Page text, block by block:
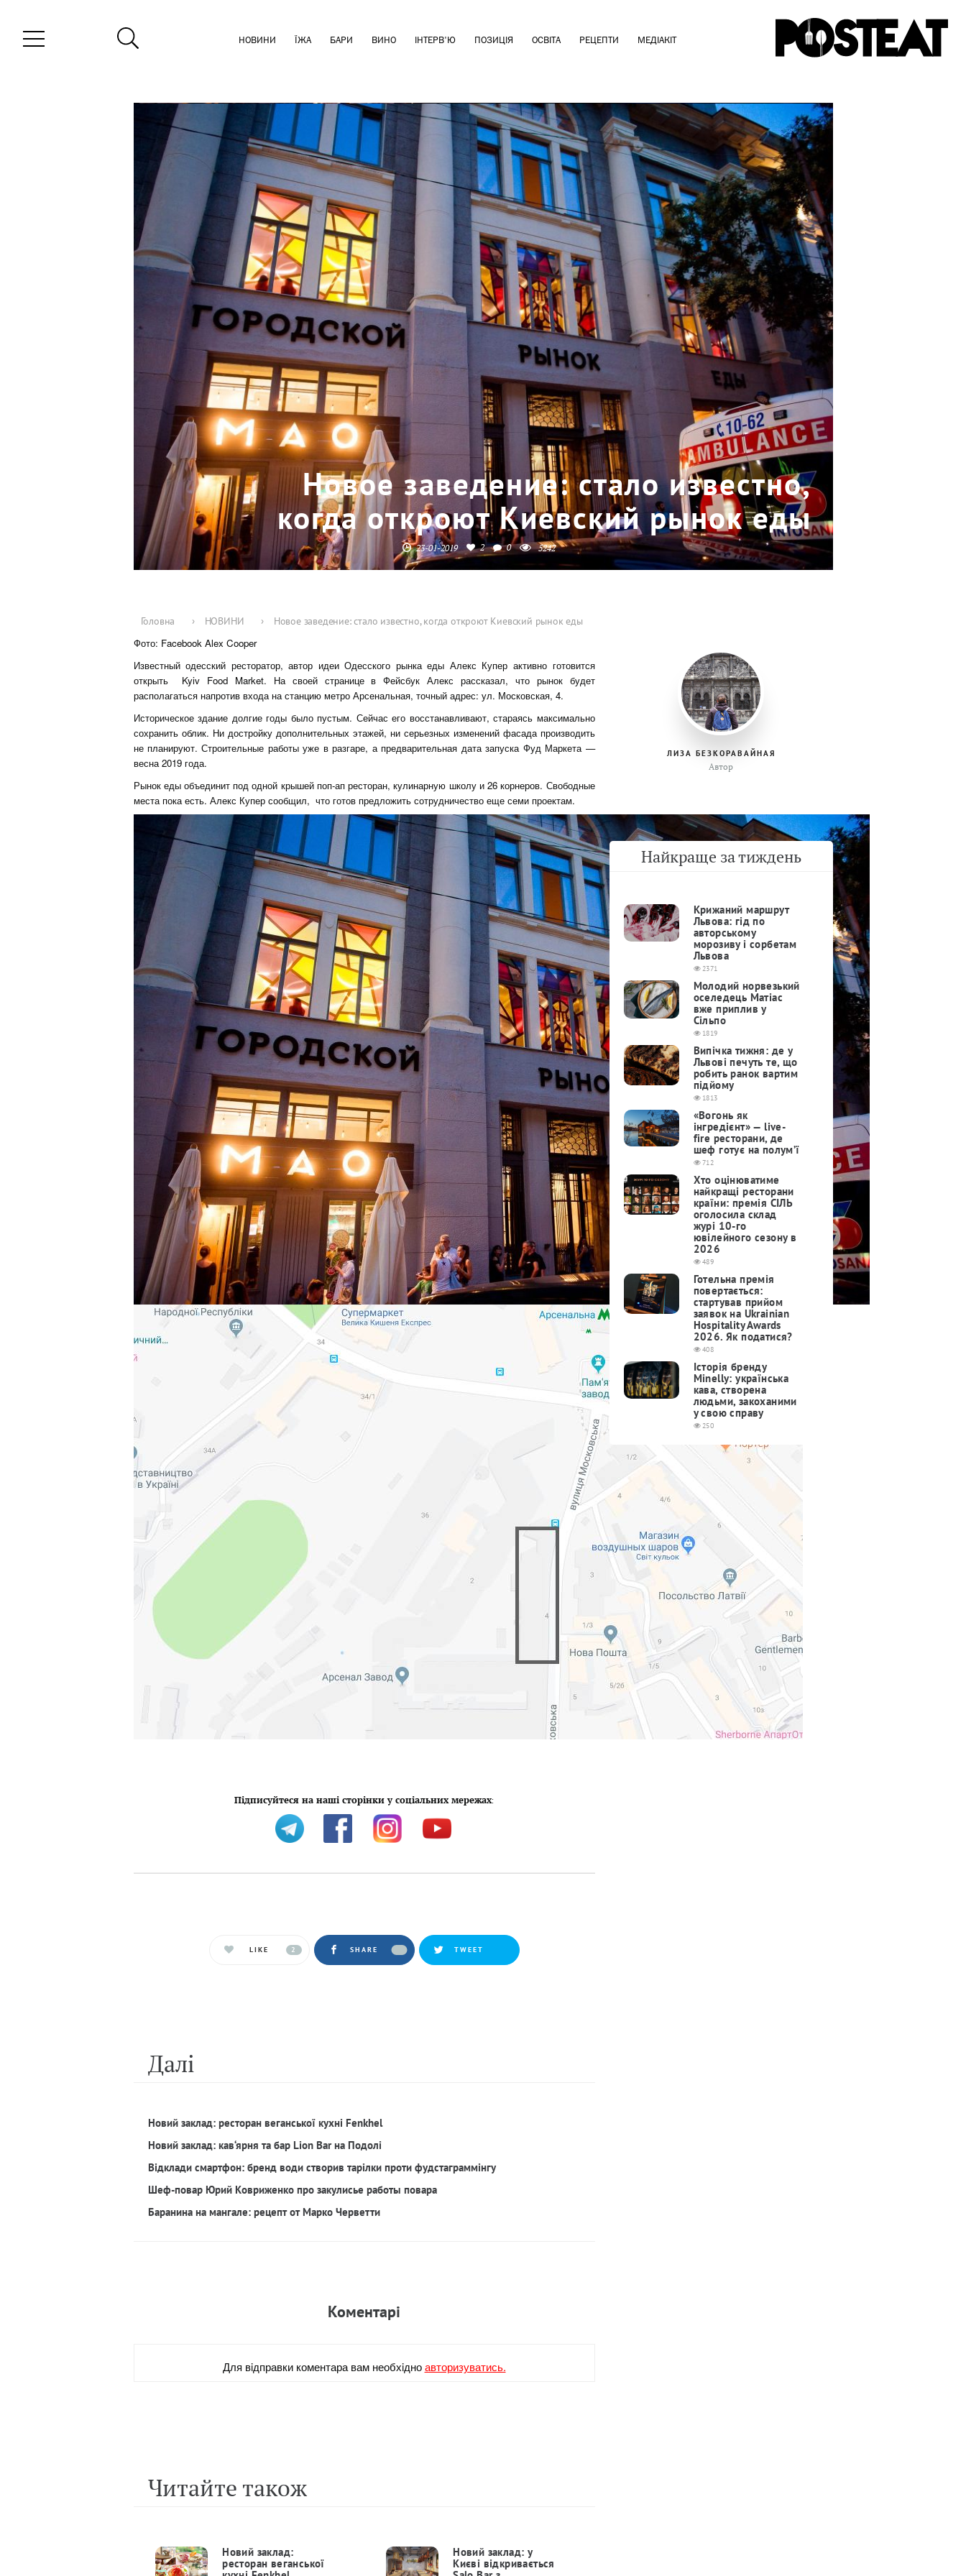
НОВИНИ ЇЖА БАРИ ВИНО ІНТЕРВ'Ю ПОЗИЦІЯ ОСВІТА РЕЦЕПТИ МЕДІАКІТ
Новое заведение: стало известно,
когда откроют Киевский рынок еды
23-01-2019 2 0 5242
Головна › НОВИНИ › Новое заведение: стало известно, когда откроют Киевский рынок еды
Фото: Facebook Alex Cooper
Известный одесский ресторатор, автор идеи Одесского рынка еды Алекс Купер активно готовится
открыть Kyiv Food Market. На своей странице в Фейсбук Алекс рассказал, что рынок будет
располагаться напротив входа на станцию метро Арсенальная, точный адрес: ул. Московская, 4.
Историческое здание долгие годы было пустым. Сейчас его восстанавливают, стараясь максимально
сохранить облик. Ни достройку дополнительных этажей, ни серьезных изменений фасада производить
не планируют. Строительные работы уже в разгаре, а предварительная дата запуска Фуд Маркета —
весна 2019 года.
Рынок еды объединит под одной крышей поп-ап ресторан, кулинарную школу и 26 корнеров. Свободные
места пока есть. Алекс Купер сообщил, что готов предложить сотрудничество еще семи проектам.
Підписуйтеся на наші сторінки у соціальних мережах:
LIKE 2 SHARE TWEET
Далi
Новий заклад: ресторан веганської кухні Fenkhel
Новий заклад: кав‘ярня та бар Lion Bar на Подолі
Відклади смартфон: бренд води створив тарілки проти фудстаграммінгу
Шеф-повар Юрий Ковриженко про закулисье работы повара
Баранина на мангале: рецепт от Марко Черветти
Коментарi
Для вiдправки коментара вам необхiдноавторизуватись.
Читайте також
Новий заклад:
ресторан веганської
Новий заклад: у
Києві відкривається
ЛИЗА БЕЗКОРАВАЙНАЯ
Автор
Найкраще за тиждень
Крижаний маршрут
Львова: гід по
авторському
морозиву і сорбетам
Львова
2371
Молодий норвезький
оселедець Матіас
вже приплив у
Сільпо
1819
Випічка тижня: де у
Львові печуть те, що
робить ранок вартим
підйому
1813
«Вогонь як
інгредієнт» — live-
fire ресторани, де
шеф готує на полум’ї
712
Хто оцінюватиме
найкращі ресторани
країни: премія СІЛЬ
оголосила склад
журі 10-го
ювілейного сезону в
2026
489
Готельна премія
повертається:
cтартував прийом
заявок на Ukrainian
Hospitality Awards
2026. Як податися?
408
Історія бренду
Minelly: українська
кава, створена
людьми, закоханими
у свою справу
250